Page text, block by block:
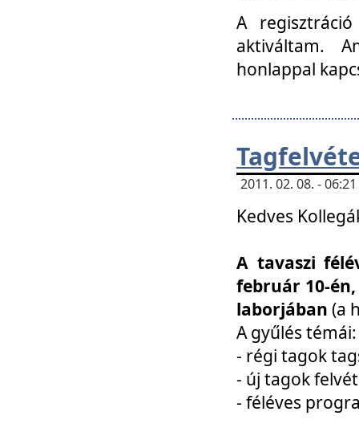
A
aktiváltam.
honlappal
2011. 02. 08. -
Kedves
A tavaszi
február 10-
laborjában (a
A gyűlés témái:
- régi tagok
- új tagok
- féléves